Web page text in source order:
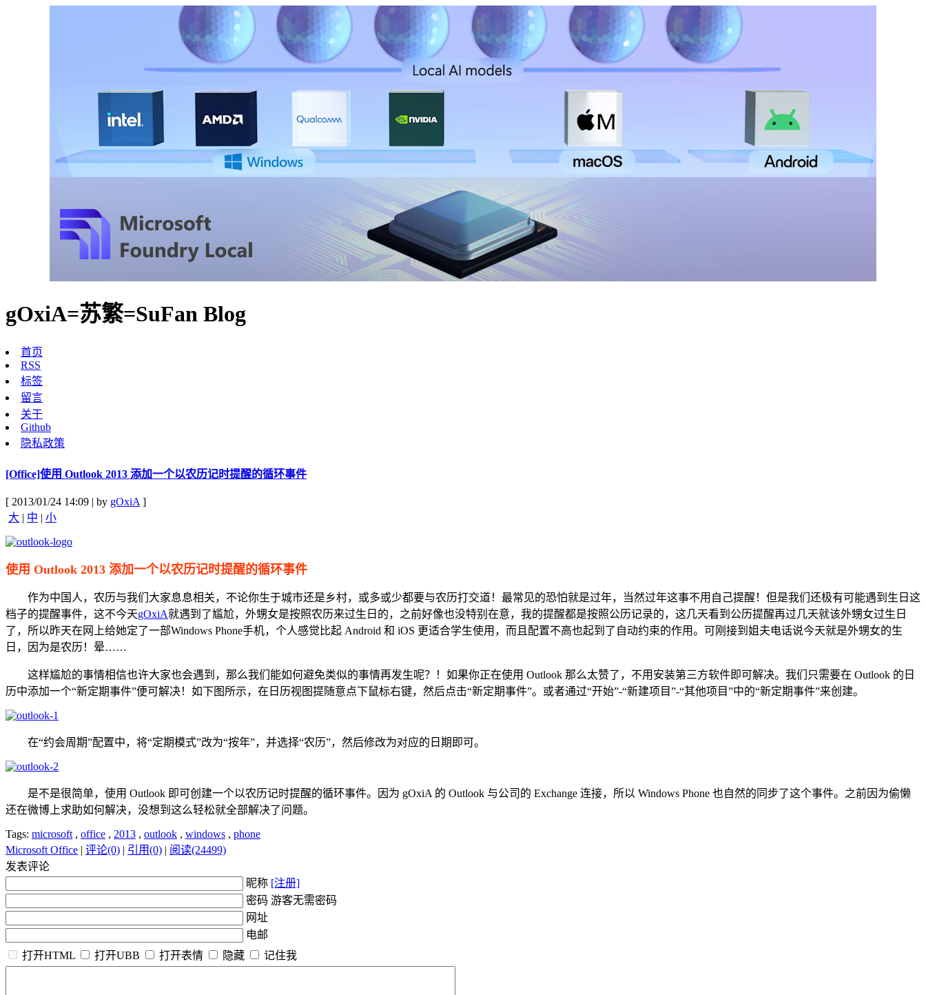
gOxiA=苏繁=SuFan Blog
首页
RSS
标签
留言
关于
Github
隐私政策
[Office]使用 Outlook 2013 添加一个以农历记时提醒的循环事件
[ 2013/01/24 14:09 | by gOxiA]
大 | 中 | 小
使用 Outlook 2013 添加一个以农历记时提醒的循环事件
作为中国人，农历与我们大家息息相关，不论你生于城市还是乡村，或多或少都要与农历打交道！最常见的恐怕就是过年，当然过年这事不用自己提醒！但是我们还极有可能遇到生日这
档子的提醒事件，这不今天gOxiA就遇到了尴尬，外甥女是按照农历来过生日的，之前好像也没特别在意，我的提醒都是按照公历记录的，这几天看到公历提醒再过几天就该外甥女过生日
了，所以昨天在网上给她定了一部Windows Phone手机，个人感觉比起 Android 和 iOS 更适合学生使用，而且配置不高也起到了自动约束的作用。可刚接到姐夫电话说今天就是外甥女的生
日，因为是农历！晕……
这样尴尬的事情相信也许大家也会遇到，那么我们能如何避免类似的事情再发生呢？！如果你正在使用 Outlook 那么太赞了，不用安装第三方软件即可解决。我们只需要在 Outlook 的日
历中添加一个“新定期事件”便可解决！如下图所示，在日历视图提随意点下鼠标右键，然后点击“新定期事件”。或者通过“开始”-“新建项目”-“其他项目”中的“新定期事件”来创建。
在“约会周期”配置中，将“定期模式”改为“按年”，并选择“农历”，然后修改为对应的日期即可。
是不是很简单，使用 Outlook 即可创建一个以农历记时提醒的循环事件。因为 gOxiA 的 Outlook 与公司的 Exchange 连接，所以 Windows Phone 也自然的同步了这个事件。之前因为偷懒
还在微博上求助如何解决，没想到这么轻松就全部解决了问题。
Tags: microsoft, office , 2013 , outlook , windows , phone
Microsoft Office | 评论(0) | 引用(0) | 阅读(24499)
发表评论
昵称 [注册]
密码 游客无需密码
网址
电邮
打开HTML
打开UBB 打开表情 隐藏 记住我